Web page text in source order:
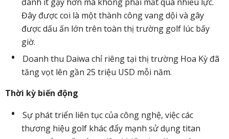
đánh ít gậy hơn mà không phải mất quá nhiều lực.
Đây được coi là một thành công vang dội và gây
được dấu ấn lớn trên toàn thị trường golf lúc bấy
giờ.
Doanh thu Daiwa chỉ riêng tại thị trường Hoa Kỳ đã
tăng vọt lên gần 25 triệu USD mỗi năm.
Thời kỳ biến động
Sự phát triển liên tục của công nghệ, việc các
thương hiệu golf khác đẩy mạnh sử dụng titan